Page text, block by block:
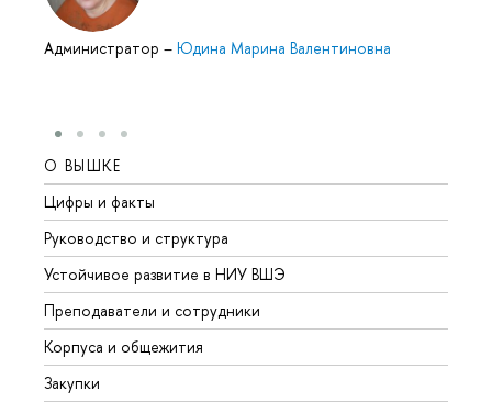
Администратор – Юдина Марина Валентиновна
О ВЫШКЕ
Цифры и факты
Руководство и структура
Устойчивое развитие в НИУ ВШЭ
Преподаватели и сотрудники
Корпуса и общежития
Закупки